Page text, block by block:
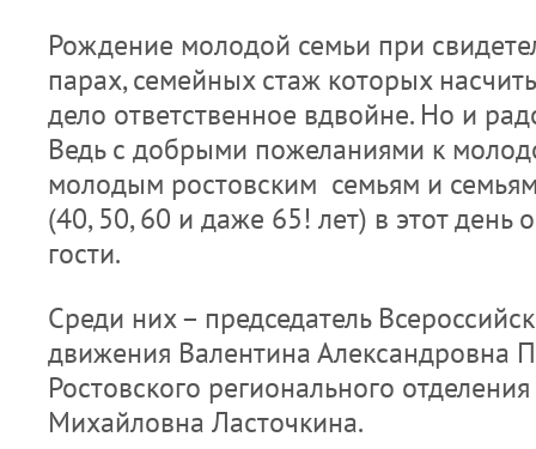
Рождение молодой семьи при
парах, семейных стаж которых
дело ответственное вдвойне. Но и
Ведь с добрыми пожеланиями к
молодым ростовским семьям и
(40, 50, 60 и даже 65! лет) в этот день
гости.
Среди них – председатель
движения Валентина Александровна
Ростовского регионального
Михайловна Ласточкина.